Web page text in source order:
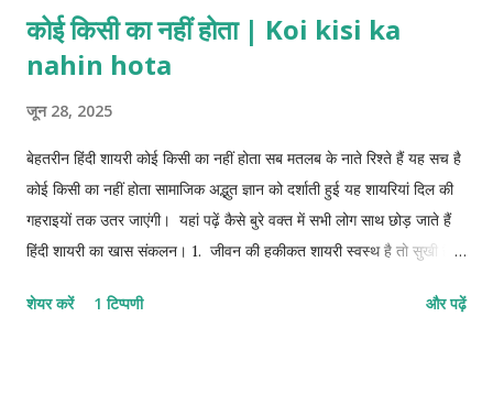
कोई किसी का नहीं होता | Koi kisi ka
nahin hota
जून 28, 2025
बेहतरीन हिंदी शायरी कोई किसी का नहीं होता सब मतलब के नाते रिश्ते हैं यह सच है
कोई किसी का नहीं होता सामाजिक अद्भुत ज्ञान को दर्शाती हुई यह शायरियां दिल की
गहराइयों तक उतर जाएंगी। यहां पढ़ें कैसे बुरे वक्त में सभी लोग साथ छोड़ जाते हैं
हिंदी शायरी का खास संकलन। 1. जीवन की हकीकत शायरी स्वस्थ है तो सुखी है
अकेले आए है अकेले जाना है जो वक्त पर काम आए वही अपना है बिना स्वार्थ के कोई
शेयर करें 1 टिप्पणी और पढ़ें